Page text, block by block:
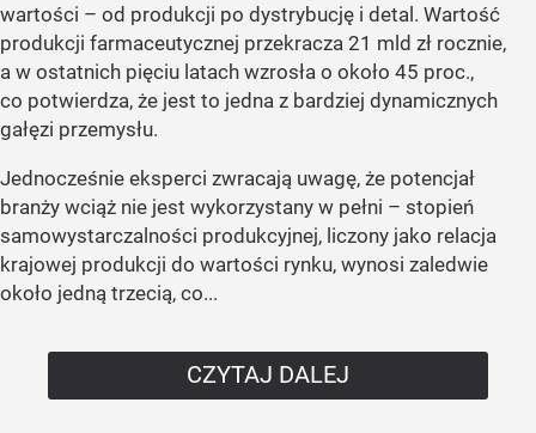
wartości – od produkcji po dystrybucję i detal. Wartość
produkcji farmaceutycznej przekracza 21 mld zł rocznie,
a w ostatnich pięciu latach wzrosła o około 45 proc.,
co potwierdza, że jest to jedna z bardziej dynamicznych
gałęzi przemysłu.
Jednocześnie eksperci zwracają uwagę, że potencjał
branży wciąż nie jest wykorzystany w pełni – stopień
samowystarczalności produkcyjnej, liczony jako relacja
krajowej produkcji do wartości rynku, wynosi zaledwie
około jedną trzecią, co...
CZYTAJ DALEJ